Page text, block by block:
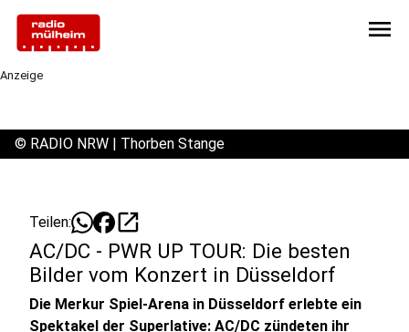
menu
Anzeige
© RADIO NRW | Thorben Stange
Teilen: open_in_new
AC/DC - PWR UP TOUR: Die besten
Bilder vom Konzert in Düsseldorf
Die Merkur Spiel-Arena in Düsseldorf erlebte ein
Spektakel der Superlative: AC/DC zündeten ihr